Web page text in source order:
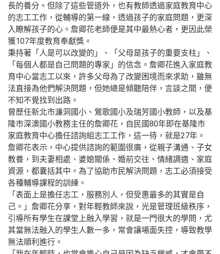
長的養分。但除了這些管道外，也有教師透過家庭教育中心
的志工工作，從輔導的第一線，透過孩子的家庭問題，更深
入瞭解孩子的心。詹卿花老師便是其中最熱心者，更因此榮
獲107年度教育奉獻獎。
秉持著「人是可以改變的」、「父母是孩子的重要支柱」、
「每個人都是自己問題的專家」的信念。詹卿花進入家庭教
育中心當志工以來，許多父母為了改變困境而來求助，雖無
法直接為他們解決問題，但她總是傾聽陪伴，言談之間，便
不知不覺找到出路。
曾歷任新北市濂洞國小、鶯歌國小及瑞芳國小教師，以及基
隆市深澳國小教務主任的詹卿花，自民國80年即在基隆市
家庭教育中心擔任諮詢組志工工作，這一待，就是27年。
詹卿花表示，中心提供諮詢的範圍很廣，從親子溝通、子女
教養，到夫妻相處、婆媳關係、婚前交往、情緒調適、家庭
資源，都囊括其中。為了協助市民解決問題，志工必須接受
各種輔導課程的訓練。
「表面上是擔任志工，服務別人，但受惠最多的其實是自
己。」詹卿花分享，對年輕教師來說，光是管理班級秩序，
引導所有學生在課堂上融入學習，就是一門很大的學問，尤
其當無法融入的學生人數一多，常會讓場面失控，導致教學
無法順利進行。